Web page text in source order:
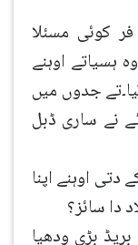
فر کوئی مسئلا
ہسیاتے اوہنے
جدوں میں
نے ساری ڈبل
اوہنے اپنا
دا سائز؟
بڑی ودھیا